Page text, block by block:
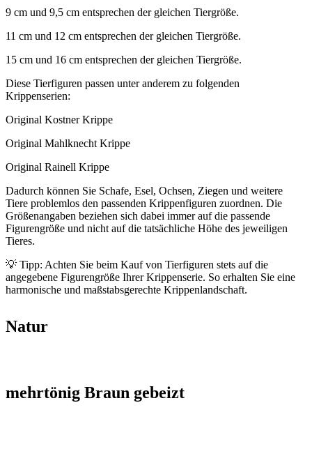
9 cm und 9,5 cm entsprechen der gleichen Tiergröße.
11 cm und 12 cm entsprechen der gleichen Tiergröße.
15 cm und 16 cm entsprechen der gleichen Tiergröße.
Diese Tierfiguren passen unter anderem zu folgenden
Krippenserien:
Original Kostner Krippe
Original Mahlknecht Krippe
Original Rainell Krippe
Dadurch können Sie Schafe, Esel, Ochsen, Ziegen und weitere
Tiere problemlos den passenden Krippenfiguren zuordnen. Die
Größenangaben beziehen sich dabei immer auf die passende
Figurengröße und nicht auf die tatsächliche Höhe des jeweiligen
Tieres.
💡 Tipp: Achten Sie beim Kauf von Tierfiguren stets auf die
angegebene Figurengröße Ihrer Krippenserie. So erhalten Sie eine
harmonische und maßstabsgerechte Krippenlandschaft.
Natur
mehrtönig Braun gebeizt